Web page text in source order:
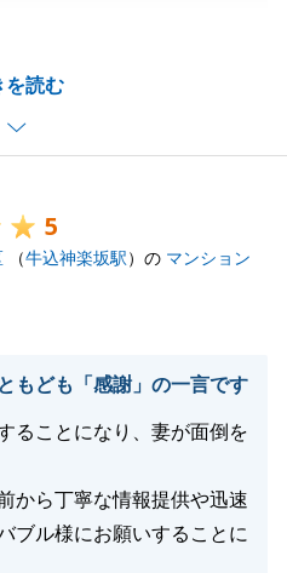
を読む
との事、申し訳ございませ
く機会がございましたら、
い申し上げます。
5
（牛込神楽坂駅）の マンション
もども「感謝」の一言です
ることになり、妻が面倒を
から丁寧な情報提供や迅速
ブル様にお願いすることに